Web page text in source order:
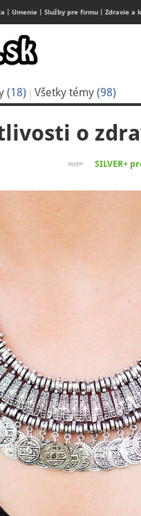
Umenie Služby pre firmu Zdravie a
(18) Všetky témy (98)
o
SILVER+